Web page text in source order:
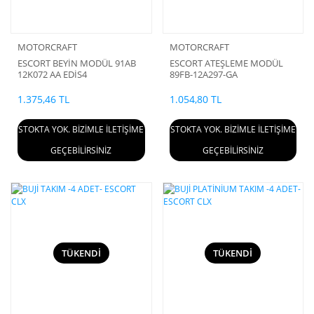
MOTORCRAFT
ESCORT BEYİN MODÜL 91AB
12K072 AA EDİS4
1.375,46 TL
STOKTA YOK. BİZİMLE İLETİŞİME
GEÇEBİLİRSİNİZ
MOTORCRAFT
ESCORT ATEŞLEME MODÜL
89FB-12A297-GA
1.054,80 TL
STOKTA YOK. BİZİMLE İLETİŞİME
GEÇEBİLİRSİNİZ
TÜKENDİ TÜKENDİ